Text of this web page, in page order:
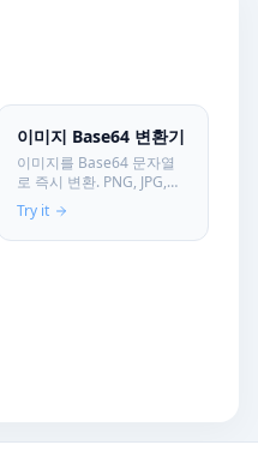
이미지 Base64 변환기
이미지를 Base64 문자열
로 즉시 변환. PNG, JPG,
GIF를 Data URI 또는 순수
Base64로 인코딩해
HTML/CSS에 바로 삽입하
Try it